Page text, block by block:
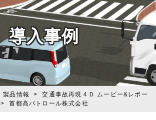
導入事例
製品情報 >
交通事故再現４Ｄ ムービー&レポー
> 首都高パトロール株式会社